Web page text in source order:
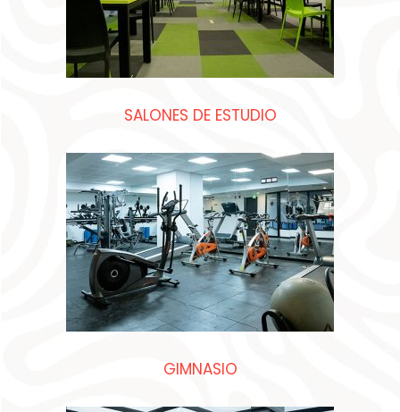
SALONES DE ESTUDIO
GIMNASIO